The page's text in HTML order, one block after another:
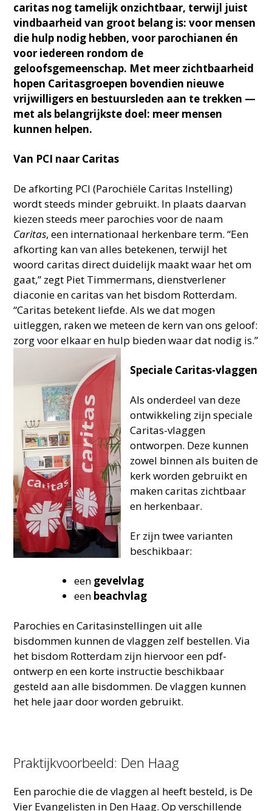
caritas nog tamelijk onzichtbaar, terwijl juist
vindbaarheid van groot belang is: voor mensen
die hulp nodig hebben, voor parochianen én
voor iedereen rondom de
geloofsgemeenschap. Met meer zichtbaarheid
hopen Caritasgroepen bovendien nieuwe
vrijwilligers en bestuursleden aan te trekken —
met als belangrijkste doel: meer mensen
kunnen helpen.
Van PCI naar Caritas
De afkorting PCI (Parochiële Caritas Instelling)
wordt steeds minder gebruikt. In plaats daarvan
kiezen steeds meer parochies voor de naam
Caritas, een internationaal herkenbare term. “Een
afkorting kan van alles betekenen, terwijl het
woord caritas direct duidelijk maakt waar het om
gaat,” zegt Piet Timmermans, dienstverlener
diaconie en caritas van het bisdom Rotterdam.
“Caritas betekent liefde. Als we dat mogen
uitleggen, raken we meteen de kern van ons geloof:
zorg voor elkaar en hulp bieden waar dat nodig is.”
Speciale Caritas-vlaggen
Als onderdeel van deze
ontwikkeling zijn speciale
Caritas-vlaggen
ontworpen. Deze kunnen
zowel binnen als buiten de
kerk worden gebruikt en
maken caritas zichtbaar
en herkenbaar.
Er zijn twee varianten
beschikbaar:
een gevelvlag
een beachvlag
Parochies en Caritasinstellingen uit alle
bisdommen kunnen de vlaggen zelf bestellen. Via
het bisdom Rotterdam zijn hiervoor een pdf-
ontwerp en een korte instructie beschikbaar
gesteld aan alle bisdommen. De vlaggen kunnen
het hele jaar door worden gebruikt.
Praktijkvoorbeeld: Den Haag
Een parochie die de vlaggen al heeft besteld, is De
Vier Evangelisten in Den Haag. Op verschillende